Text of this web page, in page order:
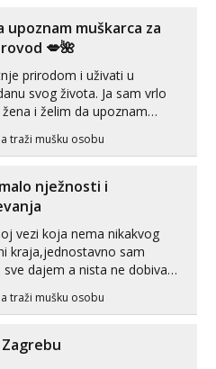
halteri, haljine, štikle,
itd. Nudim svakakva videa
upoznam muškarca za
💋🌺
prirodom i uživati u
svog života. Ja sam vrlo
i želim da upoznam
više.💋🌺 Klikni na link
traži mušku osobu
nježnosti i
vezi koja nema nikakvog
kraja,jednostavno sam
sve dajem a nista ne dobivam
moje potrebe,ne trazim puno
seks i njezne poljupce po
me jako pale,obozavam kad
traži mušku osobu